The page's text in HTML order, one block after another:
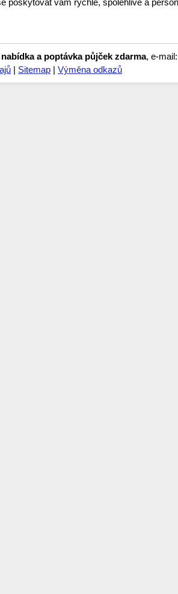
a poptávka půjček zdarma, e-
| Sitemap | Výměna odkazů